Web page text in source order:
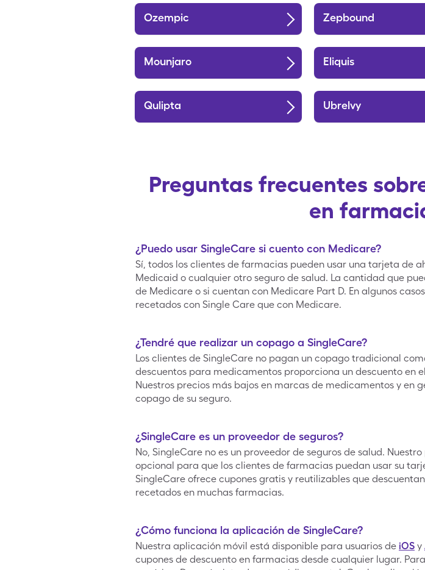
Ozempic Zepbound
Mounjaro Eliquis
Qulipta Ubrelvy
Preguntas frecuentes
en
¿Puedo usar SingleCare si cuento con Medicare?
Sí, todos los clientes de farmacias pueden usar una tarjeta de
Medicaid o cualquier otro seguro de salud. La cantidad que
de Medicare o si cuentan con Medicare Part D. En algunos
recetados con Single Care que con Medicare.
¿Tendré que realizar un copago a SingleCare?
Los clientes de SingleCare no pagan un copago tradicional
descuentos para medicamentos proporciona un descuento en
Nuestros precios más bajos en marcas de medicamentos y en
copago de su seguro.
¿SingleCare es un proveedor de seguros?
No, SingleCare no es un proveedor de seguros de salud.
opcional para que los clientes de farmacias puedan usar su
SingleCare ofrece cupones gratis y reutilizables que
recetados en muchas farmacias.
¿Cómo funciona la aplicación de SingleCare?
Nuestra aplicación móvil está disponible para usuarios de iOS y
cupones de descuento en farmacias desde cualquier lugar.